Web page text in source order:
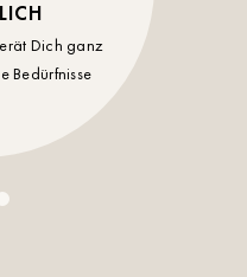
Dich ganz
Bedürfnisse